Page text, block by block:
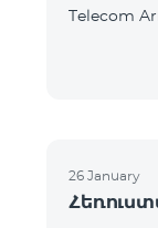
Telecom
26 January